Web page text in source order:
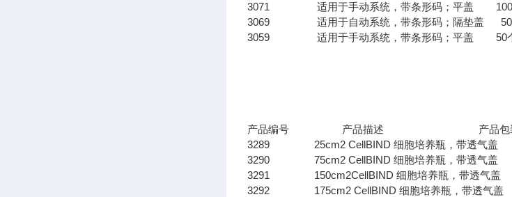
3071 适用于手动系统，带条形码；平盖 100
3069 适用于自动系统，带条形码；隔垫盖 50
3059 适用于手动系统，带条形码；平盖 50个/
产品编号 产品描述 产品包
3289 25cm2 CellBIND 细胞培养瓶，带透气盖
3290 75cm2 CellBIND 细胞培养瓶，带透气盖
3291 150cm2CellBIND 细胞培养瓶，带透气盖
3292 175cm2 CellBIND 细胞培养瓶，带透气